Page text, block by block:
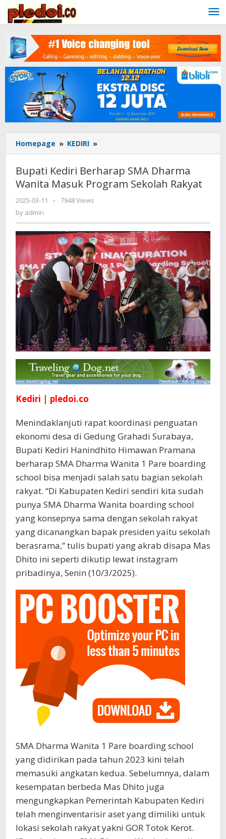
content
Homepage » KEDIRI »
Kediri
SMA
Dharma
Rakyat
Bupati Kediri Berharap SMA Dharma
Wanita Masuk Program Sekolah Rakyat
2025-03-11
by
-
7948 Views
by admin
Kediri | pledoi.co
Menindaklanjuti rapat koordinasi penguatan
ekonomi desa di Gedung Grahadi Surabaya,
Bupati Kediri Hanindhito Himawan Pramana
berharap SMA Dharma Wanita 1 Pare boarding
school bisa menjadi salah satu bagian sekolah
rakyat. “Di Kabupaten Kediri sendiri kita sudah
punya SMA Dharma Wanita boarding school
yang konsepnya sama dengan sekolah rakyat
yang dicanangkan bapak presiden yaitu sekolah
berasrama,” tulis bupati yang akrab disapa Mas
Dhito ini seperti dikutip lewat instagram
pribadinya, Senin (10/3/2025).
SMA Dharma Wanita 1 Pare boarding school
yang didirikan pada tahun 2023 kini telah
memasuki angkatan kedua. Sebelumnya, dalam
kesempatan berbeda Mas Dhito juga
mengungkapkan Pemerintah Kabupaten Kediri
telah menginventarisir aset yang dimiliki untuk
lokasi sekolah rakyat yakni GOR Totok Kerot.